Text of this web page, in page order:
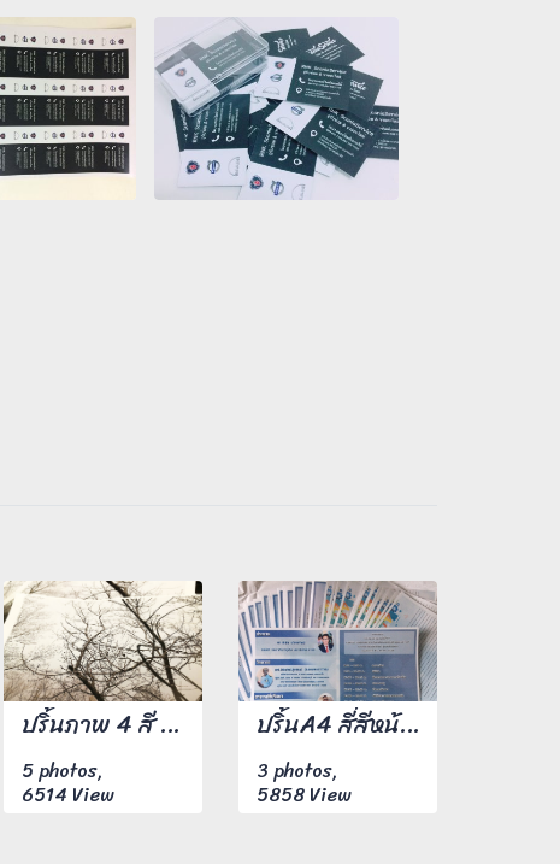
ปริ้นภาพ 4 สี ขนาด A4 จำนวน 1,000 แผ่น
5 photos,
6514 View
ปริ้นA4 สี่สีหน้าหลัง 100 แผ่น
3 photos,
5858 View